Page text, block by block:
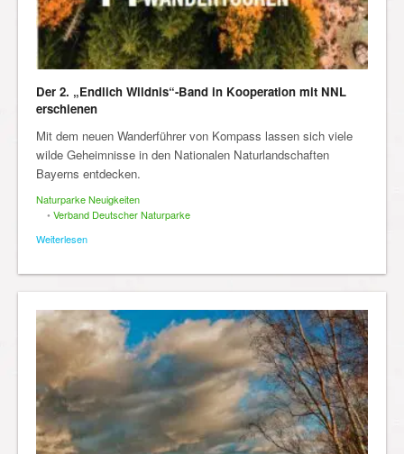
Der 2. „Endlich Wildnis“-Band in Kooperation mit NNL
erschienen
Mit dem neuen Wanderführer von Kompass lassen sich viele
wilde Geheimnisse in den Nationalen Naturlandschaften
Bayerns entdecken.
Naturparke Neuigkeiten
• Verband Deutscher Naturparke
Weiterlesen